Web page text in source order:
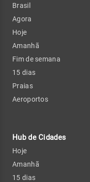
Brasil
Agora
Hoje
Amanhã
Fim de semana
15 dias
Praias
Aeroportos
Hub de Cidades
Hoje
Amanhã
15 dias